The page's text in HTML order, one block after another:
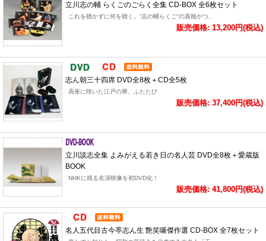
立川志の輔 らくごのごらく全集 CD-BOX 全6枚セット
これを聴かずに何を聴く。“志の輔らくご”の真髄がつ..
販売価格: 13,200円(税込)
志ん朝三十四席 DVD全8枚＋CD全5枚
高座に咲いた江戸の華、ふたたび
販売価格: 37,400円(税込)
立川談志全集 よみがえる若き日の名人芸 DVD全8枚＋愛蔵版
BOOK
NHKに残る名演映像を初DVD化！
販売価格: 41,800円(税込)
名人五代目古今亭志ん生 艶笑噺傑作選 CD-BOX 全7枚セット